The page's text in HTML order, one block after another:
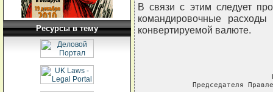
Ресурсы в тему
В связи с этим следует
командировочные
конвертируемой валюте.
Председателя